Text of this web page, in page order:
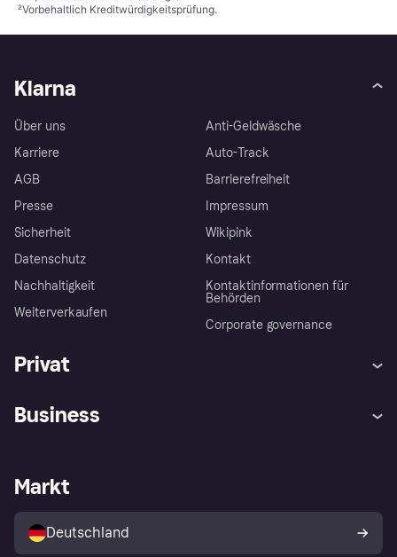
²Vorbehaltlich Kreditwürdigkeitsprüfung.
Klarna
Über uns
Karriere
AGB
Presse
Sicherheit
Datenschutz
Nachhaltigkeit
Weiterverkaufen
Anti-Geldwäsche
Auto-Track
Barrierefreiheit
Impressum
Wikipink
Kontakt
Kontaktinformationen für
Behörden
Corporate governance
Privat
Klarna App
Shops entdecken
Käuferschutzrichtlinie
Dein Widerrufsrecht
Business
Händlerportal
Markt
Deutschland